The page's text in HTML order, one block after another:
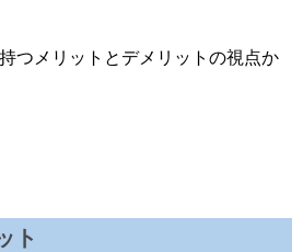
つメリットとデメリットの視点か
ト